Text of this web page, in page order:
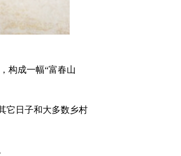
构成一幅“富春山
它日子和大多数乡村